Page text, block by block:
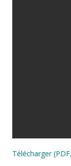
Télécharger